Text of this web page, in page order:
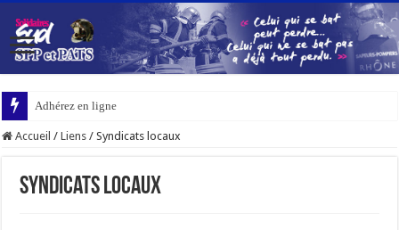
Adhérez en ligne
Accueil / Liens / Syndicats locaux
Syndicats locaux